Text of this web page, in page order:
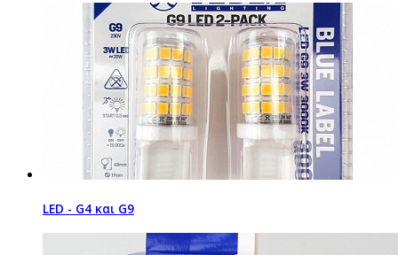
LED - G4 και G9